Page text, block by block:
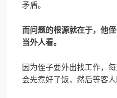
矛盾。
而问题的根源就在于，他
当外人看。
因为侄子要外出找工作，
会先煮好了饭，然后等客人